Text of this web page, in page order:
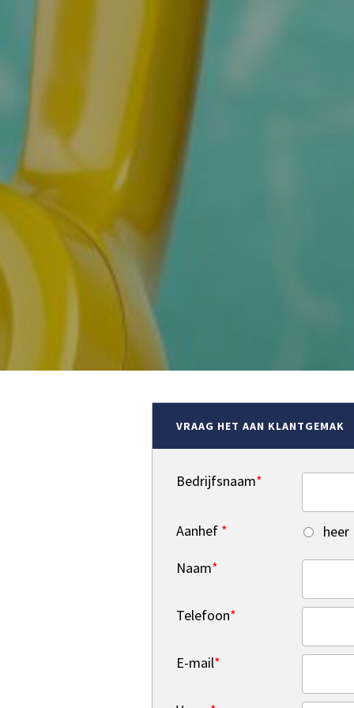
VRAAG HET AAN KLANTGEMAK
Bedrijfsnaam*
Aanhef *
heer
Naam*
Telefoon*
E-mail*